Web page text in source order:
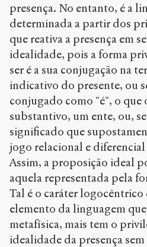
presença. No entanto, é a
determinada a partir dos
que reativa a presença em
idealidade, pois a forma
ser é a sua conjugação na
indicativo do presente, ou
conjugado como "é", o que
substantivo, um ente, ou,
significado que
jogo relacional e
Assim, a proposição ideal
aquela representada pela
Tal é o caráter logocêntrico
elemento da linguagem
metafísica, mais tem o
idealidade da presença